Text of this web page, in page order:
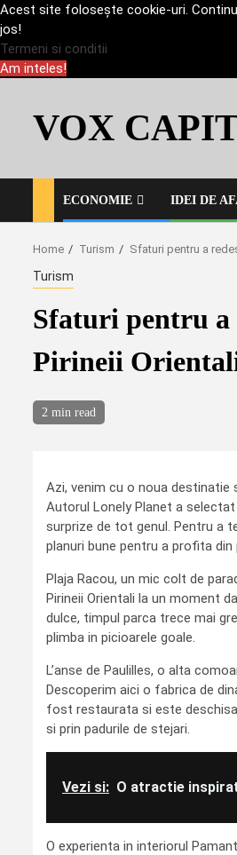
Acest site folosește cookie-uri.
jos!
Termeni si conditii
Am inteles!
contentVOX
ECONOMIE IDEI DE
Home Turism Sfaturi pentru a
Turism
Sfaturi pentru a
Pirineii
2 min read
Azi, venim cu o noua destinatie
Autorul Lonely Planet a
surprize de tot genul. Pentru a
planuri bune pentru a profita
Plaja Racou, un mic colt de
Pirineii Orientali la un moment
dulce, timpul parca trece mai
plimba in picioarele goale.
L’anse de Paulilles, o alta
Descoperim aici o fabrica de
fost restaurata si este deschisa
si prin padurile de stejari.
Vezi si: O atractie
O experienta in interiorul